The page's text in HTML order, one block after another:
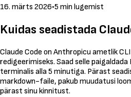
16. märts 2026•5 min lugemist
Kuidas seadistada
Claude Code on Anthropicu ametlik
redigeerimiseks. Saad selle
terminalis alla 5 minutiga. Pärast
markdown-faile, pakub muudatusi
pärast sinu kinnitust.